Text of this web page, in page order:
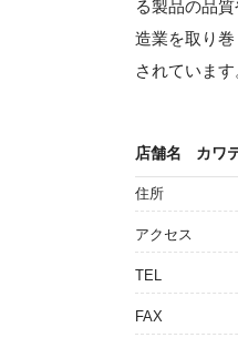
る製品の品
造業を取り
されていま
店舗名 カワ
住所
アクセス
TEL
FAX